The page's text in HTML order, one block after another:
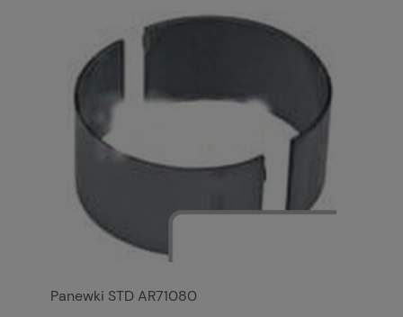
Panewki STD AR71080